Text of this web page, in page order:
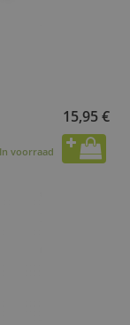
15,95 €
In voorraad